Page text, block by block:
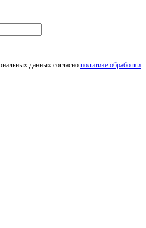
данных согласно политике обработки